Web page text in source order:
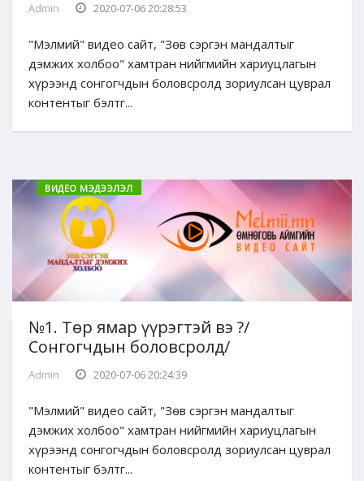
Admin 2020-07-06 20:28:53
"Мэлмий" видео сайт, "Зөв сэргэн мандалтыг
дэмжих холбоо" хамтран нийгмийн хариуцлагын
хүрээнд сонгогчдын боловсролд зориулсан цуврал
контентыг бэлтг...
ВИДЕО МЭДЭЭЛЭЛ
№1. Төр ямар үүрэгтэй вэ ?/
Сонгогчдын боловсролд/
Admin 2020-07-06 20:24:39
"Мэлмий" видео сайт, "Зөв сэргэн мандалтыг
дэмжих холбоо" хамтран нийгмийн хариуцлагын
хүрээнд сонгогчдын боловсролд зориулсан цуврал
контентыг бэлтг...